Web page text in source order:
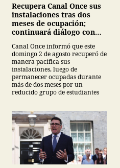
Recupera Canal Once sus
instalaciones tras dos
meses de ocupación;
continuará diálogo con
Canal Once informó que este
domingo 2 de agosto recuperó de
manera pacífica sus
instalaciones, luego de
permanecer ocupadas durante
más de dos meses por un
reducido grupo de estudiantes